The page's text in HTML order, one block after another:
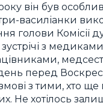
він був
василіанки
голови Комісії
зустрічі з
перед
з тими, хто ще
Не хотілось